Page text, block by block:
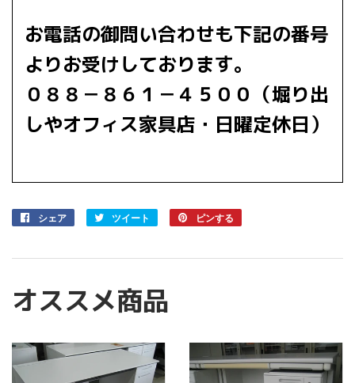
お電話の御問い合わせも下記の番号
よりお受けしております。
０８８－８６１－４５００（堀り出
しやオフィス家具店・日曜定休日）
シェア
Facebook
す
ツイート
Twitter
す
る
ピンする
オススメ商品